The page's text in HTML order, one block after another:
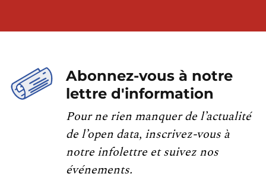
Abonnez-vous à notre
lettre d'information
Pour ne rien manquer de l’actualité
de l’open data, inscrivez-vous à
notre infolettre et suivez nos
événements.